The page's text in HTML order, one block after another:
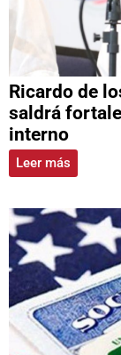
Ricardo de
saldrá
interno
Leer más